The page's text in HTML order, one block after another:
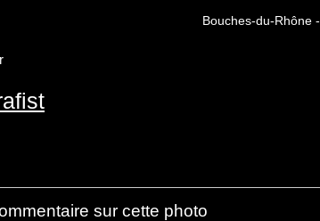
Bouches-du-Rhône -
sur cette photo